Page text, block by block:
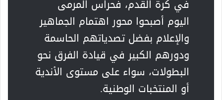
في كرة القدم، فحراس المرمى
اليوم أصبحوا محور اهتمام الجماهير
والإعلام بفضل تصدياتهم الحاسمة
ودورهم الكبير في قيادة الفرق نحو
البطولات، سواء على مستوى الأندية
أو المنتخبات الوطنية.